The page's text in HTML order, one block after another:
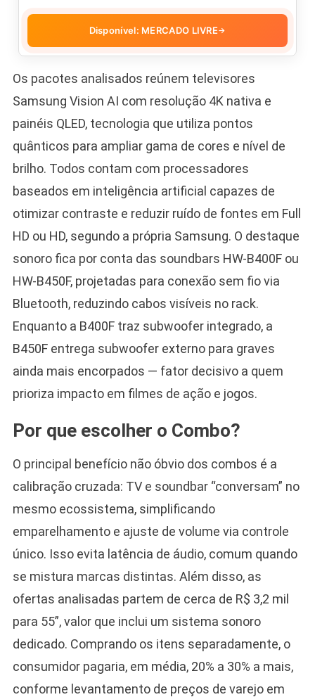
Disponível: MERCADO LIVRE→
Os pacotes analisados reúnem televisores
Samsung Vision AI com resolução 4K nativa e
painéis QLED, tecnologia que utiliza pontos
quânticos para ampliar gama de cores e nível de
brilho. Todos contam com processadores
baseados em inteligência artificial capazes de
otimizar contraste e reduzir ruído de fontes em Full
HD ou HD, segundo a própria Samsung. O destaque
sonoro fica por conta das soundbars HW-B400F ou
HW-B450F, projetadas para conexão sem fio via
Bluetooth, reduzindo cabos visíveis no rack.
Enquanto a B400F traz subwoofer integrado, a
B450F entrega subwoofer externo para graves
ainda mais encorpados — fator decisivo a quem
prioriza impacto em filmes de ação e jogos.
Por que escolher o Combo?
O principal benefício não óbvio dos combos é a
calibração cruzada: TV e soundbar “conversam” no
mesmo ecossistema, simplificando
emparelhamento e ajuste de volume via controle
único. Isso evita latência de áudio, comum quando
se mistura marcas distintas. Além disso, as
ofertas analisadas partem de cerca de R$ 3,2 mil
para 55”, valor que inclui um sistema sonoro
dedicado. Comprando os itens separadamente, o
consumidor pagaria, em média, 20% a 30% a mais,
conforme levantamento de preços de varejo em